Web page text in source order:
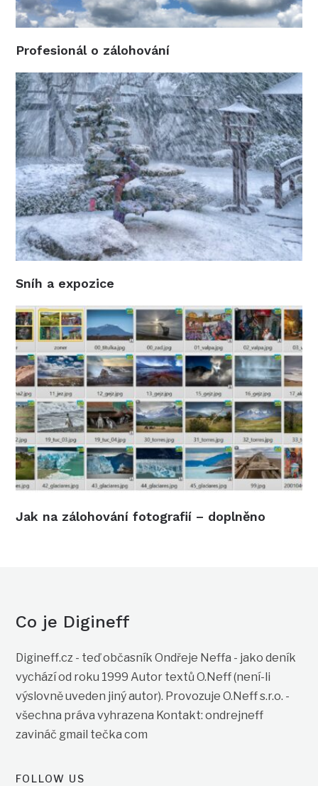
Profesionál o zálohování
Sníh a expozice
Jak na zálohování fotografií – doplněno
Co je Digineff
Digineff.cz - teď občasník Ondřeje Neffa - jako deník
vychází od roku 1999 Autor textů O.Neff (není-li
výslovně uveden jiný autor). Provozuje O.Neff s.r.o. -
všechna práva vyhrazena Kontakt: ondrejneff
zavináč gmail tečka com
FOLLOW US